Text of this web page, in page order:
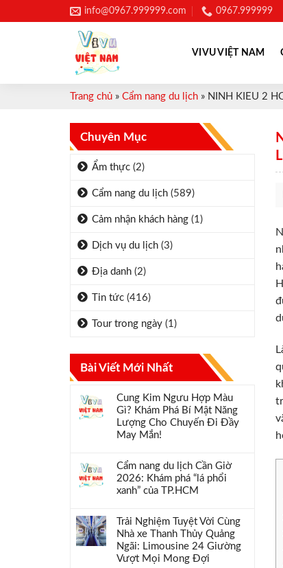
to
info@0967.999999.com 0967.999999
VIVU VIỆT NAM
Trang chủ » Cẩm nang du lịch » NINH KIEU 2
Chuyên Mục
Ẩm thực (2)
Cẩm nang du lịch (589)
Cảm nhận khách hàng (1)
Dịch vụ du lịch (3)
Địa danh (2)
Tin tức (416)
Tour trong ngày (1)
Bài Viết Mới Nhất
Cung Kim Ngưu Hợp Màu
Gì? Khám Phá Bí Mật Năng
Lượng Cho Chuyến Đi Đầy
May Mắn!
Cẩm nang du lịch Cần Giờ
2026: Khám phá “lá phổi
xanh” của TP.HCM
Trải Nghiệm Tuyệt Vời Cùng
Nhà xe Thanh Thủy Quảng
Ngãi: Limousine 24 Giường
Vượt Mọi Mong Đợi